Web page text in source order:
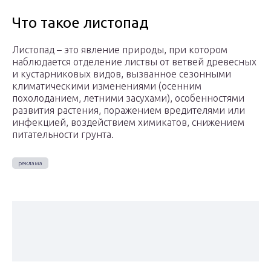
Что такое листопад
Листопад – это явление природы, при котором
наблюдается отделение листвы от ветвей древесных
и кустарниковых видов, вызванное сезонными
климатическими изменениями (осенним
похолоданием, летними засухами), особенностями
развития растения, поражением вредителями или
инфекцией, воздействием химикатов, снижением
питательности грунта.